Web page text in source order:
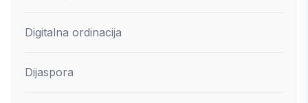
Digitalna ordinacija
Dijaspora